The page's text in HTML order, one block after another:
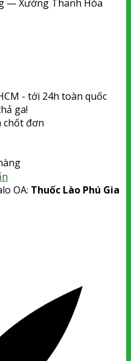
— Xưởng Thanh Hóa
- tới 24h toàn quốc
ga!
chốt đơn
OA: Thuốc Lào Phú Gia